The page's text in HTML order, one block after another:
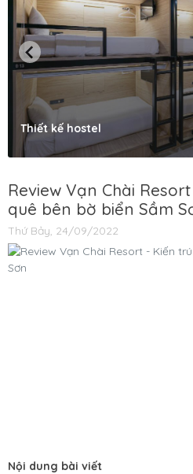
Thiết kế hostel
Review Vạn Chài
quê bên bờ biển Sầm
Thứ Bảy, 24/09/2022
Nội dung bài viết